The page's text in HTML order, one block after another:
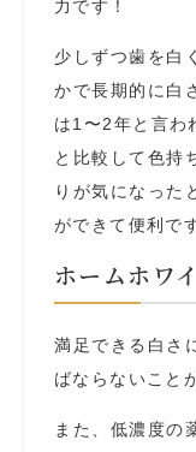
力です！
少しずつ歯を白
かで長期的に白
は1〜2年と言わ
と比較して色持
りが気になった
ができて便利で
ホームホワ
満足できる白さ
ばならないこと
また、低濃度の